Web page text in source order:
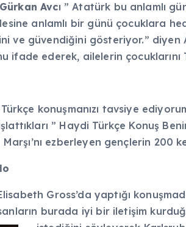
Avcı ” Atatürk bu anlamlı
anlamlı bir günü çocuklara
ve güvendiğini gösteriyor.” diyen
ifade ederek, ailelerin
Türkçe konuşmanızı tavsiye
” Haydi Türkçe Konuş
ezberleyen gençlerin 200
Gross’da yaptığı
burada iyi bir iletişim